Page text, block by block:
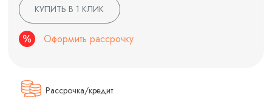
КУПИТЬ В 1 КЛИК
Оформить рассрочку
Рассрочка/кредит